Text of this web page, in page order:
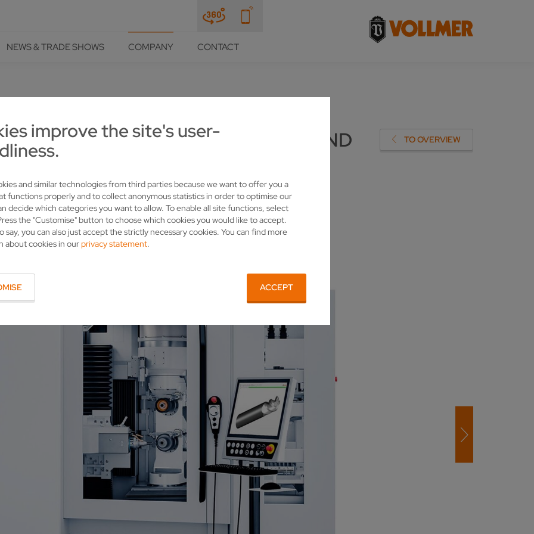
improve the site's user-
and similar technologies from third parties because we want to offer you a
functions properly and to collect anonymous statistics in order to optimise our
decide which categories you want to allow. To enable all site functions, select
the "Customise" button to choose which cookies you would like to accept.
say, you can also just accept the strictly necessary cookies. You can find more
about cookies in ourprivacy statement.
ACCEPT
NEWS & TRADE SHOWS COMPANY CONTACT
NACHWUCHS FÜR DIE VGRIND TO OVERVIEW